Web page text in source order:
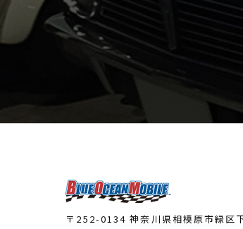
〒252-0134 神奈川県相模原市緑区